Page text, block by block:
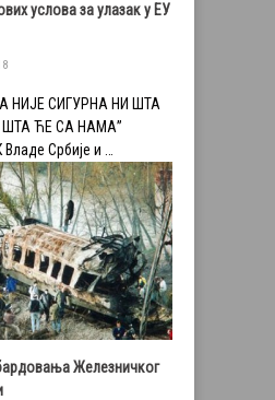
услова за улазак у ЕУ
НИЈЕ СИГУРНА НИ ШТА
ШТА ЋЕ СА НАМА”
Србије и …
Железничког